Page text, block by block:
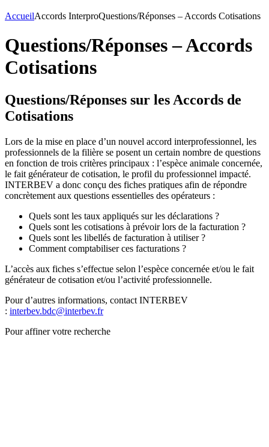
AccueilAccords InterproQuestions/Réponses – Accords Cotisations
Questions/Réponses – Accords
Cotisations
Questions/Réponses sur les Accords de
Cotisations
Lors de la mise en place d’un nouvel accord interprofessionnel, les
professionnels de la filière se posent un certain nombre de questions
en fonction de trois critères principaux : l’espèce animale concernée,
le fait générateur de cotisation, le profil du professionnel impacté.
INTERBEV a donc conçu des fiches pratiques afin de répondre
concrètement aux questions essentielles des opérateurs :
Quels sont les taux appliqués sur les déclarations ?
Quels sont les cotisations à prévoir lors de la facturation ?
Quels sont les libellés de facturation à utiliser ?
Comment comptabiliser ces facturations ?
L’accès aux fiches s’effectue selon l’espèce concernée et/ou le fait
générateur de cotisation et/ou l’activité professionnelle.
Pour d’autres informations, contact INTERBEV
: interbev.bdc@interbev.fr
Pour affiner votre recherche